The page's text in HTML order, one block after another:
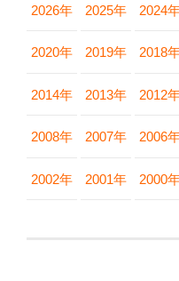
2026年 2025年 2024
2020年 2019年 2018
2014年 2013年 2012
2008年 2007年 2006
2002年 2001年 2000